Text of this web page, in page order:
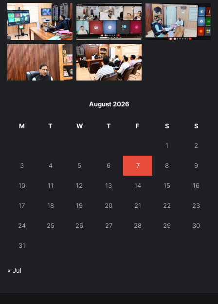
August 2026
M T W T F S S
1 2
3 4 5 6 7 8 9
10 11 12 13 14 15 16
17 18 19 20 21 22 23
24 25 26 27 28 29 30
31
« Jul